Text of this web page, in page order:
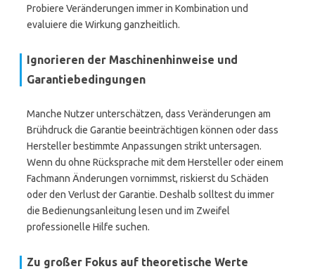
Probiere Veränderungen immer in Kombination und
evaluiere die Wirkung ganzheitlich.
Ignorieren der Maschinenhinweise und
Garantiebedingungen
Manche Nutzer unterschätzen, dass Veränderungen am
Brühdruck die Garantie beeinträchtigen können oder dass
Hersteller bestimmte Anpassungen strikt untersagen.
Wenn du ohne Rücksprache mit dem Hersteller oder einem
Fachmann Änderungen vornimmst, riskierst du Schäden
oder den Verlust der Garantie. Deshalb solltest du immer
die Bedienungsanleitung lesen und im Zweifel
professionelle Hilfe suchen.
Zu großer Fokus auf theoretische Werte